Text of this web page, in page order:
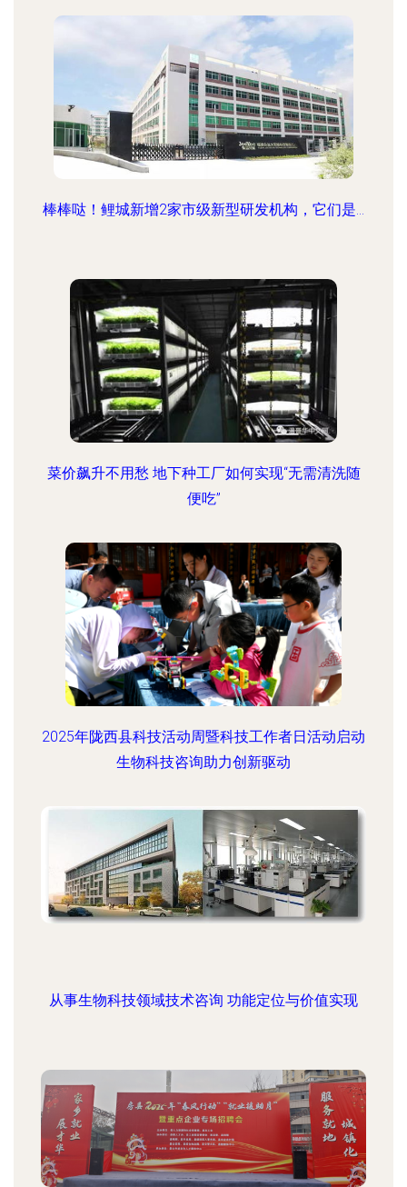
棒棒哒！鲤城新增2家市级新型研发机构，它们是...
菜价飙升不用愁 地下种工厂如何实现“无需清洗随
便吃”
2025年陇西县科技活动周暨科技工作者日活动启动
生物科技咨询助力创新驱动
从事生物科技领域技术咨询 功能定位与价值实现